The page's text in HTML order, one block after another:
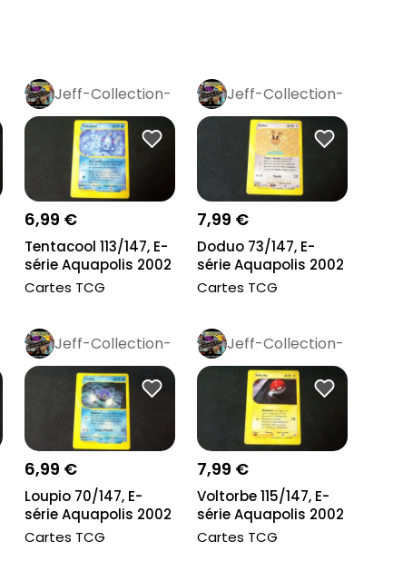
Jeff-Collection-
Rétro Pro
6,99 €
Tentacool 113/147, E-
série Aquapolis 2002
Cartes TCG
Jeff-Collection-
Rétro Pro
7,99 €
Doduo 73/147, E-
série Aquapolis 2002
Cartes TCG
Jeff-Collection-
Rétro Pro
6,99 €
Loupio 70/147, E-
série Aquapolis 2002
Cartes TCG
Jeff-Collection-
Rétro Pro
7,99 €
Voltorbe 115/147, E-
série Aquapolis 2002
Cartes TCG